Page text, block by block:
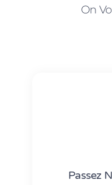
On
Passez